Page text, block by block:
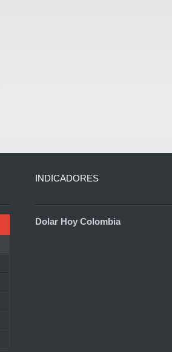
INDICADORES
Dolar Hoy Colombia